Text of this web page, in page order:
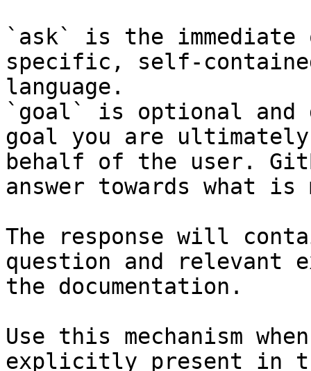
`ask` is the
specific, self-
language.
`goal` is optional and
goal you are
behalf of the user.
answer towards what
The response will
question and relevant
the documentation.
Use this mechanism
explicitly present in